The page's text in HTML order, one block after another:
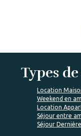
Types
Location
Weekend en
Location
Séjour entre
Séjour